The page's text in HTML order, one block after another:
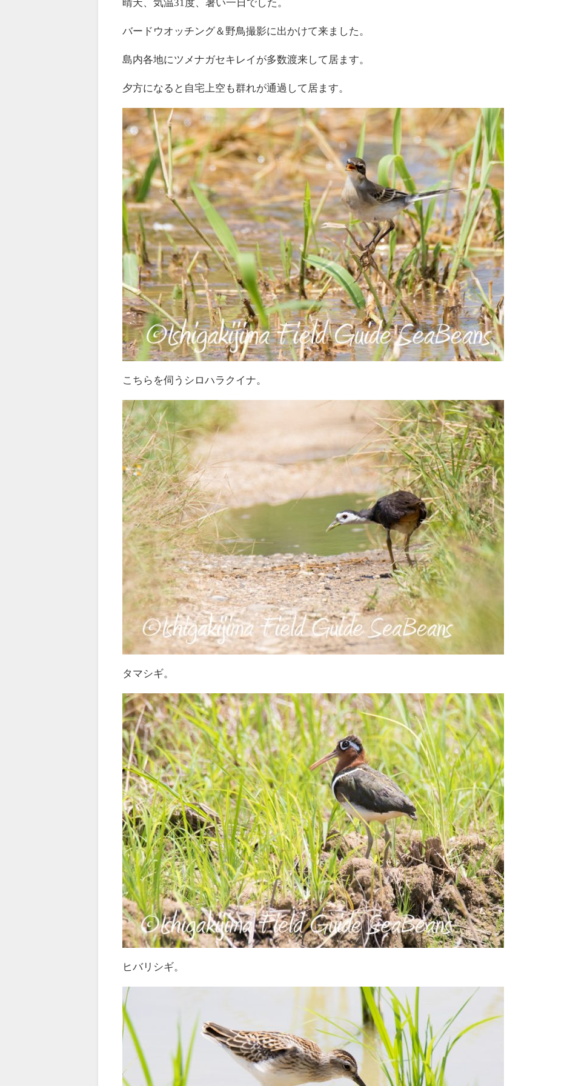
晴天、気温31度、暑い一日でした。
バードウオッチング＆野鳥撮影に出かけて来ました。
島内各地にツメナガセキレイが多数渡来して居ます。
夕方になると自宅上空も群れが通過して居ます。
こちらを伺うシロハラクイナ。
タマシギ。
ヒバリシギ。